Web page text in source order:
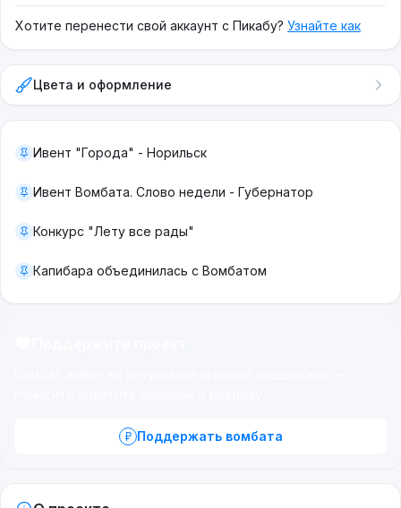
Хотите перенести свой аккаунт с Пикабу? Узнайте как
Цвета и оформление
Ивент "Города" - Норильск
Ивент Вомбата. Слово недели - Губернатор
Конкурс "Лету все рады"
Капибара объединилась с Вомбатом
Поддержать вомбата